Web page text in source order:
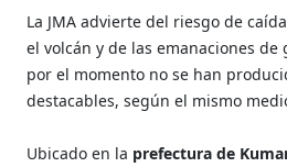
La JMA advierte del riesgo de
el volcán y de las emanaciones de
por el momento no se han
destacables, según el mismo
Ubicado en la prefectura de